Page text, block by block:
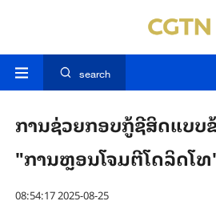
search
ການຊ່ວຍກອບກູ້ຊີສິດແບບ
"ການຫຼອນໂຈມຕີໂດລິດໂ
08:54:17 2025-08-25